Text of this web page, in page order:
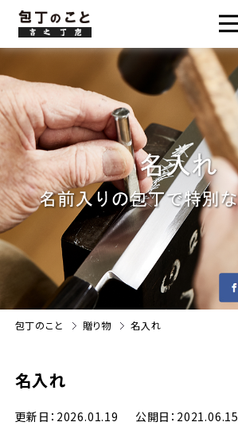
堺一文字光秀について
包丁の選び方
包丁の種類
メンテナンス
歴史
贈り物
包丁のこと 贈り物 名入れ
名入れ
更新日 2026.01.19 公開日 2021.06.15